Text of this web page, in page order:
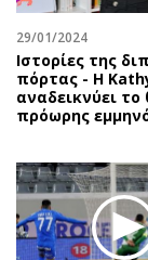
Κόσμος
Παράξενα
Πολιτισμός
Σινεμά
Μουσική
Εικαστικά
Βιβλίο
29/01/2024
Ιστορίες της
πόρτας - Η
αναδεικνύει το
πρόωρης